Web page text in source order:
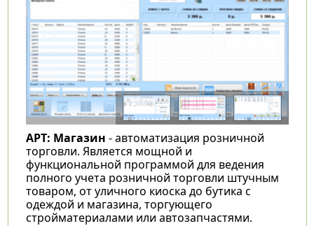
АРТ: Магазин - автоматизация розничной
торговли. Является мощной и
функциональной программой для ведения
полного учета розничной торговли штучным
товаром, от уличного киоска до бутика с
одеждой и магазина, торгующего
стройматериалами или автозапчастями.